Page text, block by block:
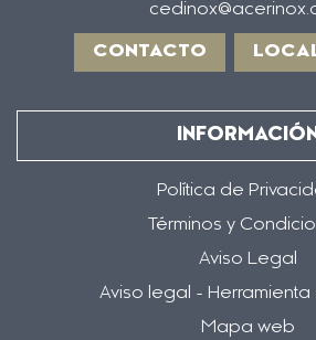
CONTACTO
Política de
Términos y
Aviso Legal
Aviso legal -
Mapa web